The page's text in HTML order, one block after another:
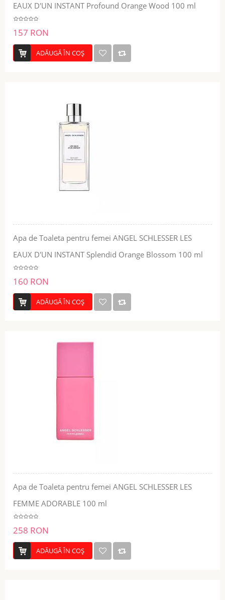
EAUX D'UN INSTANT Profound Orange Wood 100 ml
157 RON
ADĂUGĂ ÎN COŞ
Apa de Toaleta pentru femei ANGEL SCHLESSER LES
EAUX D'UN INSTANT Splendid Orange Blossom 100 ml
160 RON
ADĂUGĂ ÎN COŞ
Apa de Toaleta pentru femei ANGEL SCHLESSER LES
FEMME ADORABLE 100 ml
258 RON
ADĂUGĂ ÎN COŞ